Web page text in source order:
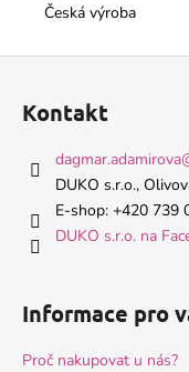
Česká výroba
Kontakt
dagmar.adamirova
DUKO s.r.o.,
E-shop: +420 739
DUKO s.r.o. na
Informace pro
Proč nakupovat u nás?